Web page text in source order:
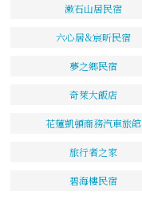
漱石山居民宿
六心居&宸昕民宿
夢之鄉民宿
奇萊大飯店
花蓮凱頓商務汽車旅館
旅行者之家
碧海樓民宿